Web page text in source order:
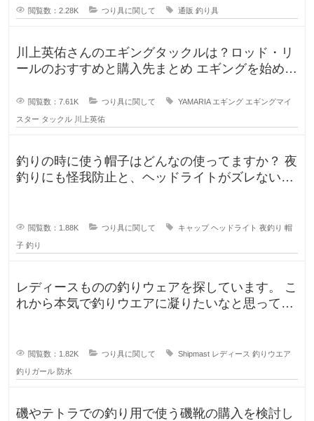
閲覧数：2.28K つり具に関して 通販 釣り具
川上英佑さんのエギングタックルは？ロッド・リ
ールのおすすめと購入先まとめ エギングを始めよ
閲覧数：7.61K つり具に関して YAMARIA エギング エギングマイ
スター タックル 川上英佑
釣りの時に使う帽子はどんなの使ってますか？ 夜
釣りにも怪我防止と、ヘッドライトがズレないよ
閲覧数：1.88K つり具に関して キャップ ヘッドライト 夜釣り 帽
子 釣り
レディースものの釣りウェアを探しています。 こ
れから本気で釣りウエアに凝りたいなと思ってい
閲覧数：1.82K つり具に関して Shipmast レディース 釣りウエア
釣りガール 防水
磯やテトラでの釣り用で使う磯靴の購入を検討し